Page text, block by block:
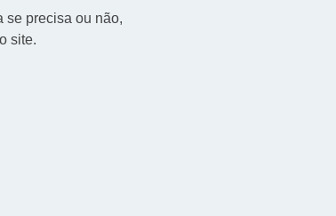
se precisa ou não,
site.